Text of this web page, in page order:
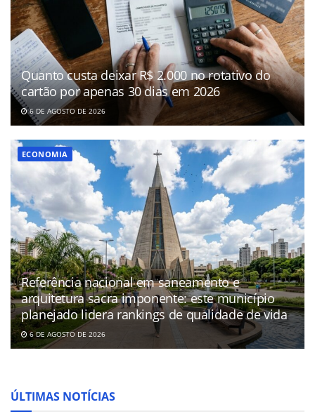
Quanto custa deixar R$ 2.000 no rotativo do
cartão por apenas 30 dias em 2026
6 DE AGOSTO DE 2026
ECONOMIA
Referência nacional em saneamento e
arquitetura sacra imponente: este município
planejado lidera rankings de qualidade de vida
6 DE AGOSTO DE 2026
ÚLTIMAS NOTÍCIAS